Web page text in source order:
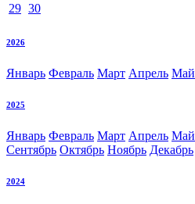
29 30
2026
Январь Февраль Март Апрель Май
2025
Январь Февраль Март Апрель Май
Сентябрь Октябрь Ноябрь Декабрь
2024